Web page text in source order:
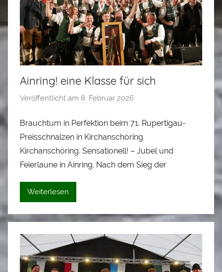
r
Ainring! eine Klasse für sich
Veröffentlicht am 8. Februar 2026
n
A
l
o
t
d
l
e
Brauchtum in Perfektion beim 71. Rupertigau-
Preisschnalzen in Kirchanschöring
Kirchanschöring. Sensationell! – Jubel und
Feierlaune in Ainring. Nach dem Sieg der
Weiterlesen